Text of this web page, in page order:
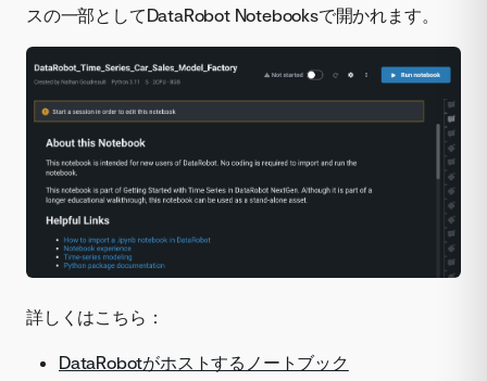
スの一部としてDataRobot Notebooksで開かれます。
詳しくはこちら：
DataRobotがホストするノートブック